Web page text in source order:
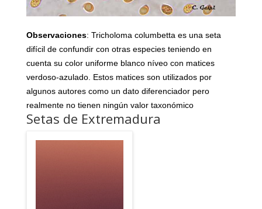
Observaciones: Tricholoma columbetta es una seta
difícil de confundir con otras especies teniendo en
cuenta su color uniforme blanco níveo con matices
verdoso-azulado. Estos matices son utilizados por
algunos autores como un dato diferenciador pero
realmente no tienen ningún valor taxonómico
Setas de Extremadura